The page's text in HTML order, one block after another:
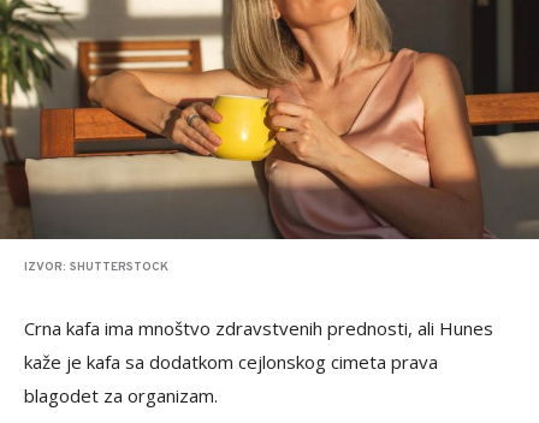
IZVOR: SHUTTERSTOCK
Crna kafa ima mnoštvo zdravstvenih prednosti, ali Hunes
kaže je kafa sa dodatkom cejlonskog cimeta prava
blagodet za organizam.